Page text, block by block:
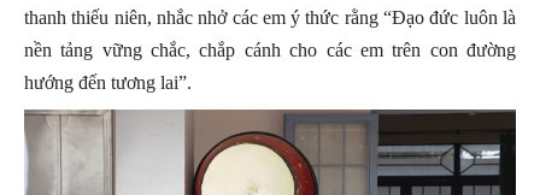
thanh thiếu niên, nhắc nhở các em ý thức rằng “Đạo đức luôn là
nền tảng vững chắc, chắp cánh cho các em trên con đường
hướng đến tương lai”.